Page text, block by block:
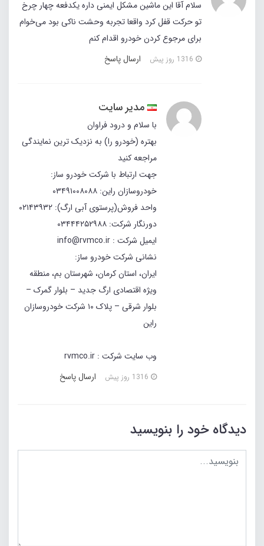
سلام آقا این ماشین مشکل ایمنی داره یکدفعه چهار چرخ
تو حرکت قفل کرد واقعا تجربه وحشت ناکی بود می‌خوام
برای مرجوع کردن خودرو اقدام کنم
ارسال پاسخ
مدیر سایت
با سلام و درود فراوان
بهتره (خودرو را) به نزدیک ترین نمایندگی
مراجعه کنید
جهت ارتباط با شرکت خودرو ساز:
خودروسازان راین: ۰۳۴۹۱۰۰۸۰۸۸
واحد فروش(پرستوی آبی ارگ): ۰۲۱۴۳۹۳۲
دورنگار شرکت: ۰۳۴۴۴۲۵۲۹۸۸
ایمیل شرکت : info@rvmco.ir
نشانی شرکت خودرو ساز:
ایران، استان کرمان، شهرستان بم، منطقه
ویژه اقتصادی ارگ جدید – بلوار گمرک –
بلوار شرقی – پلاک ۱۰ شرکت خودروسازان
راین
وب سایت شرکت : rvmco.ir
ارسال پاسخ
دیدگاه خود را بنویسید